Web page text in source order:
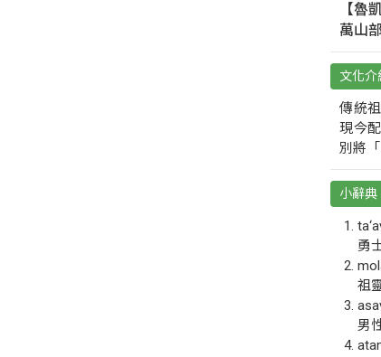
【魯
萬山
文化介
傳統
現今
別將
小辭典
勇
祖
男